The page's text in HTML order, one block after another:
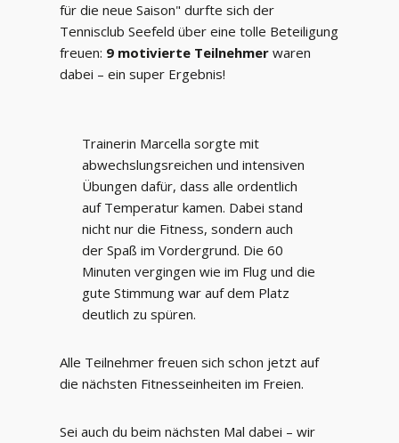
für die neue Saison" durfte sich der
Tennisclub Seefeld über eine tolle Beteiligung
freuen: 9 motivierte Teilnehmer waren
dabei – ein super Ergebnis!
Trainerin Marcella sorgte mit
abwechslungsreichen und intensiven
Übungen dafür, dass alle ordentlich
auf Temperatur kamen. Dabei stand
nicht nur die Fitness, sondern auch
der Spaß im Vordergrund. Die 60
Minuten vergingen wie im Flug und die
gute Stimmung war auf dem Platz
deutlich zu spüren.
Alle Teilnehmer freuen sich schon jetzt auf
die nächsten Fitnesseinheiten im Freien.
Sei auch du beim nächsten Mal dabei – wir